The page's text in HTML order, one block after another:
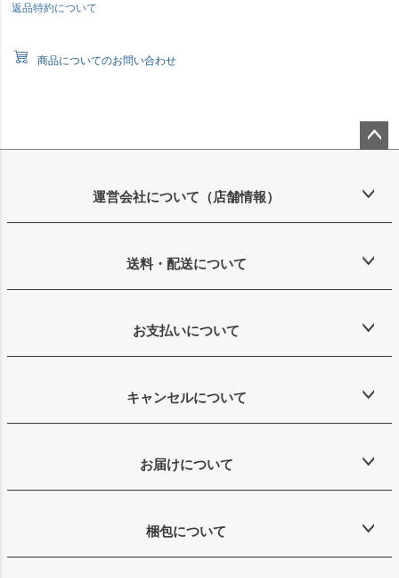
返品特約について
商品についてのお問い合わせ
ップ
運営会社について（店舗情報）
送料・配送について
お支払いについて
キャンセルについて
お届けについて
梱包について